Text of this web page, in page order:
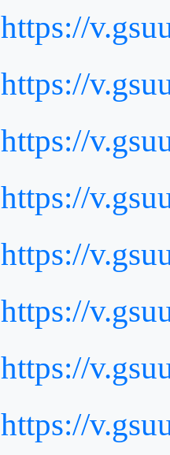
https://
https://
https://
https://
https://
https://
https://
https://